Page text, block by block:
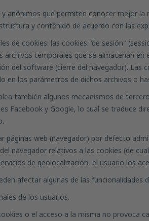
anónimos que permiten conocer mejor
y contenido de acuerdo con las
de cookies: las cookies "de sesión" (
archivos temporales que se almacenan
del software (cierre del navegador).
en los parámetros de dichos archivos o
también algunos mecanismos de
Facebook y Google, lo cual se traduce
páginas web (navegador) por defecto
navegador relativos a las cookies (de
de geolocalización, el usuario los
afectar algunas de las funcionalidades
de los usuarios.
o el acceso a la misma no provoca